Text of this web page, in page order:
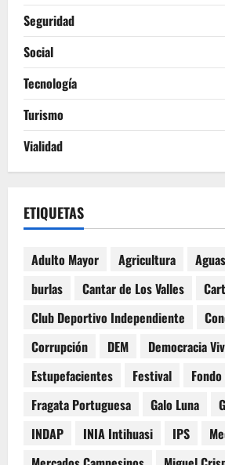
Seguridad
Social
Tecnología
Turismo
Vialidad
ETIQUETAS
Adulto Mayor Agricultura
burlas
Cantar de Los Valles
Club Deportivo Independiente
Corrupción
DEM Democracia
Estupefacientes
Festival
Fragata Portuguesa
Galo Luna
INDAP
INIA Intihuasi IPS